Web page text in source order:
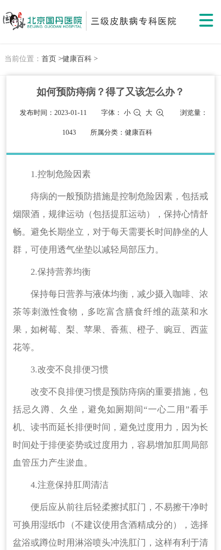
当前位置： 首页 >健康百科 >
如何预防痔病？得了又该怎么办？
发布时间：2023-01-11 字体：小 大 浏览量：
1043 所属分类：健康百科
1.控制危险因素
痔病的一般预防措施是控制危险因素，包括戒
烟限酒，规律运动（包括提肛运动），保持心情舒
畅。避免长期坐立，对于每天需要长时间静坐的人
群，可使用透气坐垫以减轻局部压力。
2.保持营养均衡
保持每日营养与液体均衡，减少摄入咖啡、浓
茶等刺激性食物，多吃富含膳食纤维的蔬菜和水
果，如树莓、梨、苹果、香蕉、橙子、豌豆、西蓝
花等。
3.改变不良排便习惯
改变不良排便习惯是预防痔病的重要措施，包
括忌久蹲、久坐，避免如厕期间“一心二用”看手
机、读书而延长排便时间，避免过度用力，因为长
时间处于排便姿势或过度用力，容易增加肛周局部
血管压力产生淤血。
4.注意保持肛周清洁
便后应从前往后轻柔擦拭肛门，不易擦干净时
可换用湿纸巾（不建议使用含酒精成分的），选择
盆浴或蹲位时用淋浴喷头冲洗肛门，这样有利于清